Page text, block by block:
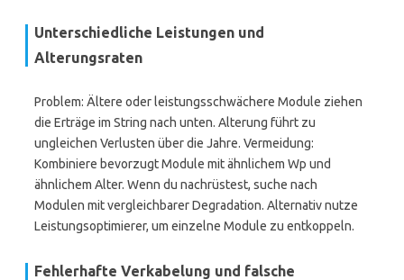
Unterschiedliche Leistungen und
Alterungsraten
Problem: Ältere oder leistungsschwächere Module ziehen
die Erträge im String nach unten. Alterung führt zu
ungleichen Verlusten über die Jahre. Vermeidung:
Kombiniere bevorzugt Module mit ähnlichem Wp und
ähnlichem Alter. Wenn du nachrüstest, suche nach
Modulen mit vergleichbarer Degradation. Alternativ nutze
Leistungsoptimierer, um einzelne Module zu entkoppeln.
Fehlerhafte Verkabelung und falsche